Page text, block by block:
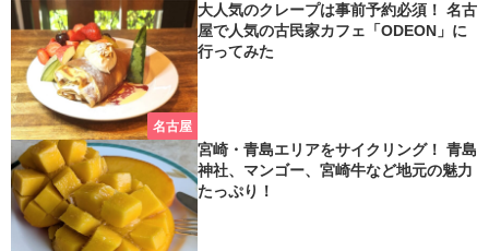
名古屋
大人気のクレープは事前予約必須！ 名古
屋で人気の古民家カフェ「ODEON」に
行ってみた
宮崎・青島エリアをサイクリング！ 青島
神社、マンゴー、宮崎牛など地元の魅力
たっぷり！